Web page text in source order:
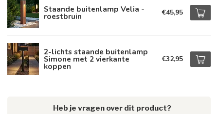
Staande buitenlamp Velia -
roestbruin €45,95
2-lichts staande buitenlamp
Simone met 2 vierkante
koppen
€32,95
Heb je vragen over dit product?